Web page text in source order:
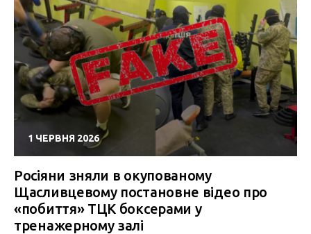
1 ЧЕРВНЯ 2026
Росіяни зняли в окупованому
Щасливцевому постановне відео про
«побиття» ТЦК боксерами у
тренажерному залі